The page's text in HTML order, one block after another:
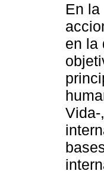
En
en la